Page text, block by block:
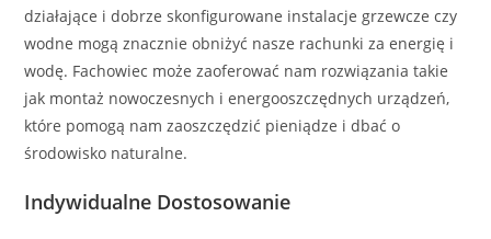
działające i dobrze skonfigurowane instalacje grzewcze czy
wodne mogą znacznie obniżyć nasze rachunki za energię i
wodę. Fachowiec może zaoferować nam rozwiązania takie
jak montaż nowoczesnych i energooszczędnych urządzeń,
które pomogą nam zaoszczędzić pieniądze i dbać o
środowisko naturalne.
Indywidualne Dostosowanie